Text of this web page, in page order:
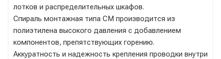
лотков и распределительных шкафов.
Спираль монтажная типа СМ производится из
полиэтилена высокого давления с добавлением
компонентов, препятствующих горению.
Аккуратность и надежность крепления проводки внутри